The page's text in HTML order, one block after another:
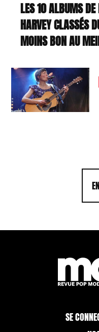
LES 10 ALBUMS
HARVEY CLASSÉS
MOINS BON AU
SE